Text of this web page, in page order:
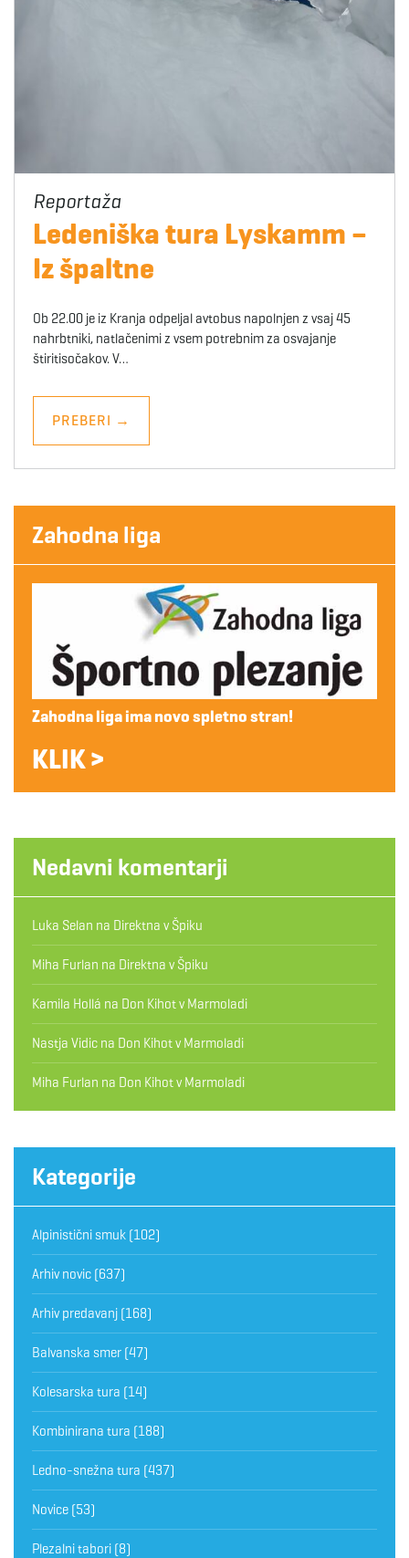
Ledeniška tura Lyskamm –
Iz špaltne
Ob 22.00 je iz Kranja odpeljal avtobus napolnjen z vsaj 45
nahrbtniki, natlačenimi z vsem potrebnim za osvajanje
štiritisočakov. V…
PREBERI →
Zahodna liga
Zahodna liga ima novo spletno stran!
KLIK >
Nedavni komentarji
Luka Selan na Direktna v Špiku
Miha Furlan na Direktna v Špiku
Kamila Hollá na Don Kihot v Marmoladi
Nastja Vidic na Don Kihot v Marmoladi
Miha Furlan na Don Kihot v Marmoladi
Kategorije
Alpinistični smuk (102)
Arhiv novic (637)
Arhiv predavanj (168)
Balvanska smer (47)
Kolesarska tura (14)
Kombinirana tura (188)
Ledno-snežna tura (437)
Novice (53)
Plezalni tabori (8)